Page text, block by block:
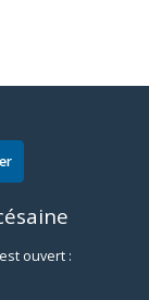
ouvert :